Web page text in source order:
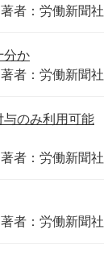
著者：労働新聞社
分か
著者：労働新聞社
のみ利用可能
著者：労働新聞社
著者：労働新聞社